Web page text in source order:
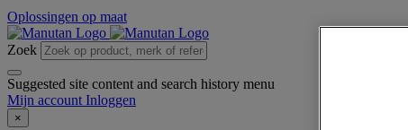
Oplossingen op maat
Zoek
Suggested site content and search history menu
Mijn account Inloggen
×